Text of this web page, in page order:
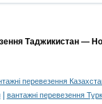
Таджикистан —
перевезення
|
вантажні перевезення